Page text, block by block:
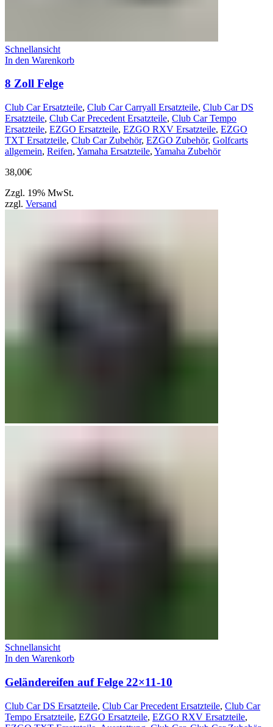
Schnellansicht
In den Warenkorb
8 Zoll Felge
Club Car Ersatzteile, Club Car Carryall Ersatzteile, Club Car DS
Ersatzteile, Club Car Precedent Ersatzteile, Club Car Tempo
Ersatzteile, EZGO Ersatzteile, EZGO RXV Ersatzteile, EZGO
TXT Ersatzteile, Club Car Zubehör, EZGO Zubehör, Golfcarts
allgemein, Reifen, Yamaha Ersatzteile, Yamaha Zubehör
38,00€
Zzgl. 19% MwSt.
zzgl. Versand
Schnellansicht
In den Warenkorb
Geländereifen auf Felge 22×11-10
Club Car DS Ersatzteile, Club Car Precedent Ersatzteile, Club Car
Tempo Ersatzteile, EZGO Ersatzteile, EZGO RXV Ersatzteile,